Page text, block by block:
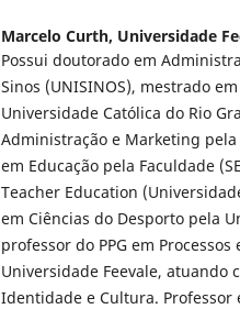
Marcelo Curth, Universidade
Possui doutorado em
Sinos (UNISINOS), mestrado
Universidade Católica do Rio
Administração e Marketing
em Educação pela Faculdade
Teacher Education
em Ciências do Desporto pela
professor do PPG em
Universidade Feevale, atuando
Identidade e Cultura.